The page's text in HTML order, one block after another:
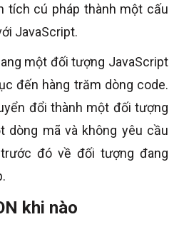
tích cú pháp thành một cấu
JavaScript.
một đối tượng JavaScript
đến hàng trăm dòng code.
đổi thành một đối tượng
dòng mã và không yêu cầu
đó về đối tượng đang
khi nào